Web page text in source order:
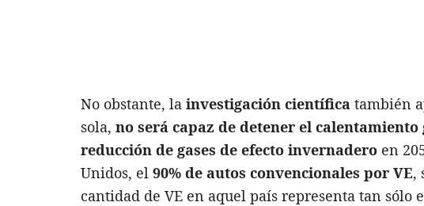
No obstante, la investigación científica también
sola, no será capaz de detener el calentamiento
reducción de gases de efecto invernadero en
Unidos, el 90% de autos convencionales por VE,
cantidad de VE en aquel país representa tan sólo